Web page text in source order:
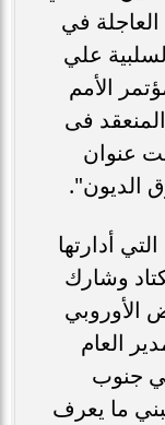
العاجلة في
علي
الأمم
المنعقد فى
تحت عنوان
الديون".
أدارتها
وشارك
الأوروبي
العام
في جنوب
ما يعرف